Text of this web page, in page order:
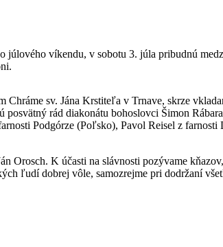
júlového víkendu, v sobotu 3. júla pribudnú
Chráme sv. Jána Krstiteľa v Trnave, skrze
posvätný rád diakonátu bohoslovci Šimon
Podgórze (Poľsko), Pavol Reisel z farnosti
Orosch. K účasti na slávnosti pozývame
ľudí dobrej vôle, samozrejme pri dodržaní